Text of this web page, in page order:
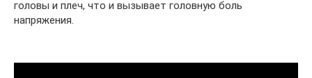
головы и плеч, что и вызывает головную боль
напряжения.